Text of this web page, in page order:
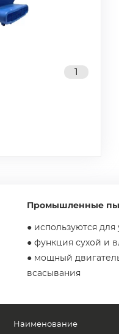
1
Промышленные
● используются
● функция сухой и
● мощный
всасывания
Наименование